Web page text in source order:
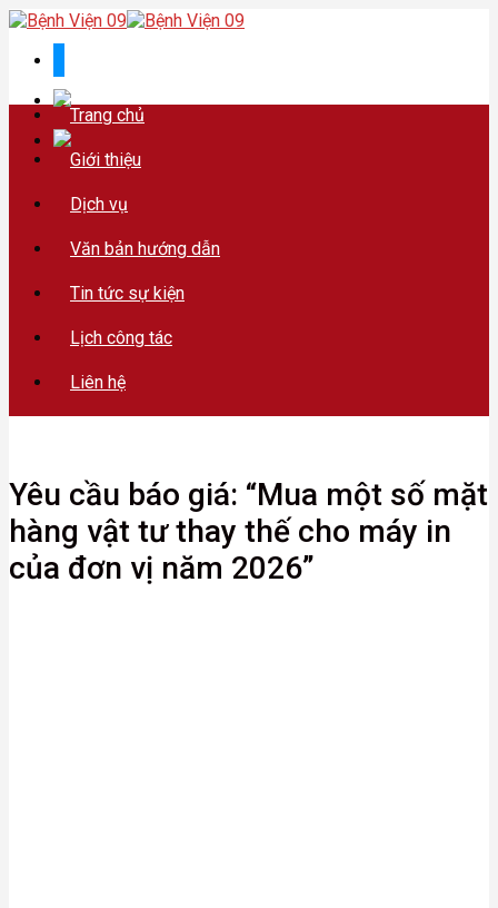
Skip
content
Trang chủ
Giới thiệu
Dịch vụ
Văn bản hướng dẫn
Tin tức sự kiện
Lịch công tác
Liên hệ
Yêu cầu báo giá: “Mua một số mặt
hàng vật tư thay thế cho máy in
của đơn vị năm 2026”